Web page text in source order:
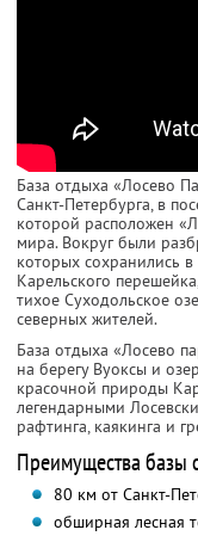
База отдыха «Лосево
Санкт-Петербурга, в
которой расположен
мира. Вокруг были
которых сохранились
Карельского
тихое Суходольское
северных жителей.
База отдыха «Лосево
на берегу Вуоксы и
красочной природы
легендарными
рафтинга, каякинга и
Преимущества базы
80 км от Санкт-
обширная лесная